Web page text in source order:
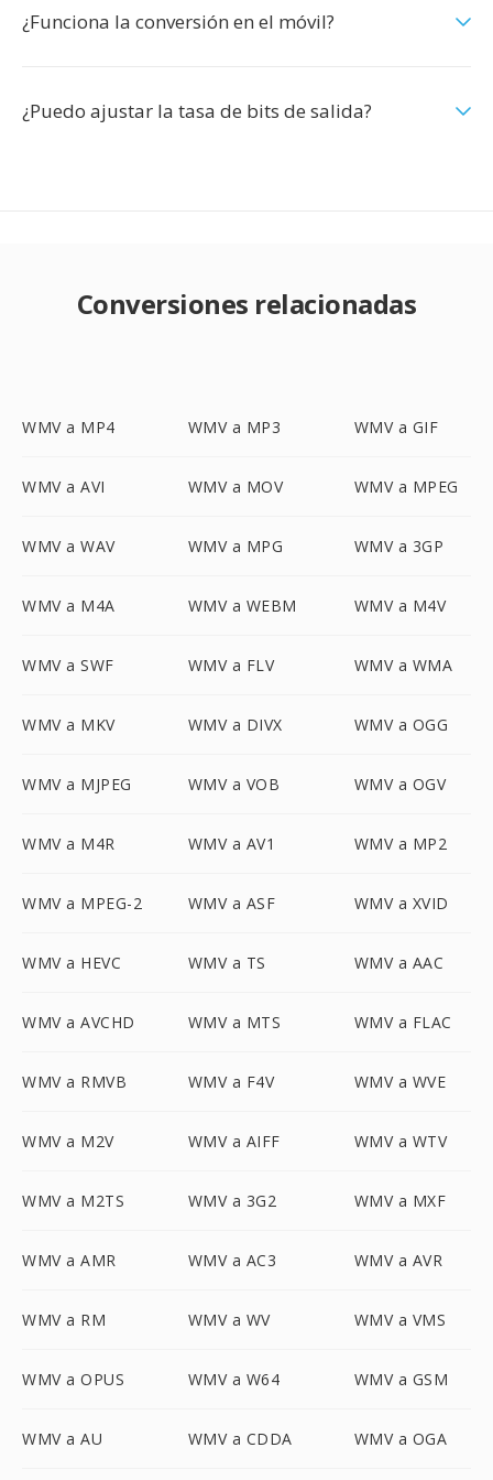
¿Funciona la conversión en el móvil?
¿Puedo ajustar la tasa de bits de salida?
Conversiones relacionadas
WMV a MP4 WMV a MP3 WMV a GIF
WMV a AVI WMV a MOV WMV a MPEG
WMV a WAV WMV a MPG WMV a 3GP
WMV a M4A WMV a WEBM WMV a M4V
WMV a SWF WMV a FLV WMV a WMA
WMV a MKV WMV a DIVX WMV a OGG
WMV a MJPEG WMV a VOB WMV a OGV
WMV a M4R WMV a AV1 WMV a MP2
WMV a MPEG-2 WMV a ASF WMV a XVID
WMV a HEVC WMV a TS WMV a AAC
WMV a AVCHD WMV a MTS WMV a FLAC
WMV a RMVB WMV a F4V WMV a WVE
WMV a M2V WMV a AIFF WMV a WTV
WMV a M2TS WMV a 3G2 WMV a MXF
WMV a AMR WMV a AC3 WMV a AVR
WMV a RM WMV a WV WMV a VMS
WMV a OPUS WMV a W64 WMV a GSM
WMV a AU WMV a CDDA WMV a OGA